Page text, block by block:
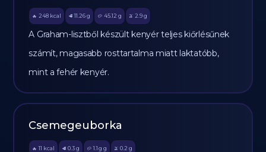
🔥 248 kcal 🥩 11.26 g 🥔 45.12 g 🫒 2.9 g
A Graham-lisztből készült kenyér teljes kiőrlésűnek
számít, magasabb rosttartalma miatt laktatóbb,
mint a fehér kenyér.
Csemegeuborka
🔥 11 kcal 🥩 0.3 g 🥔 1.1 g g 🫒 0.2 g